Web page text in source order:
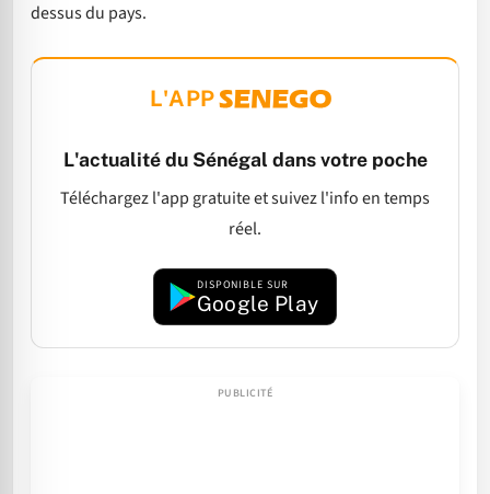
dessus du pays.
L'APP
L'actualité du Sénégal dans votre poche
Téléchargez l'app gratuite et suivez l'info en temps
réel.
DISPONIBLE SUR
Google Play